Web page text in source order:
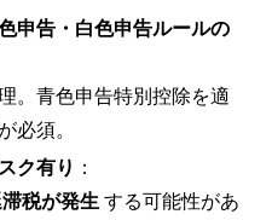
申告・白色申告ルールの
。青色申告特別控除を適
必須。
ク有り ：
税が発生 する可能性があ